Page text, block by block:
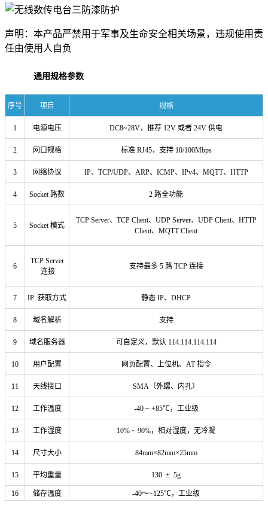
声明：本产品严禁用于军事及生命安全相关场景，违规使用责
任由使用人自负
通用规格参数
序号 项目 规格
1 电源电压 DC8~28V，推荐 12V 或者 24V 供电
2 网口规格 标准 RJ45，支持 10/100Mbps
3 网络协议 IP、TCP/UDP、ARP、ICMP、IPv4、MQTT、HTTP
4 Socket 路数 2 路全功能
5 Socket 模式
TCP Server、TCP Client、UDP Server、UDP Client、HTTP
Client、MQTT Client
6
TCP Server
连接
支持最多 5 路 TCP 连接
7 IP 获取方式 静态 IP、DHCP
8 域名解析 支持
9 域名服务器 可自定义，默认 114.114.114.114
10 用户配置 网页配置、上位机、AT 指令
11 天线接口 SMA（外螺、内孔）
12 工作温度 -40 ~ +85℃，工业级
13 工作湿度 10% ~ 90%，相对湿度，无冷凝
14 尺寸大小 84mm×82mm×25mm
15 平均重量 130 ± 5g
16 储存温度 -40～+125℃，工业级